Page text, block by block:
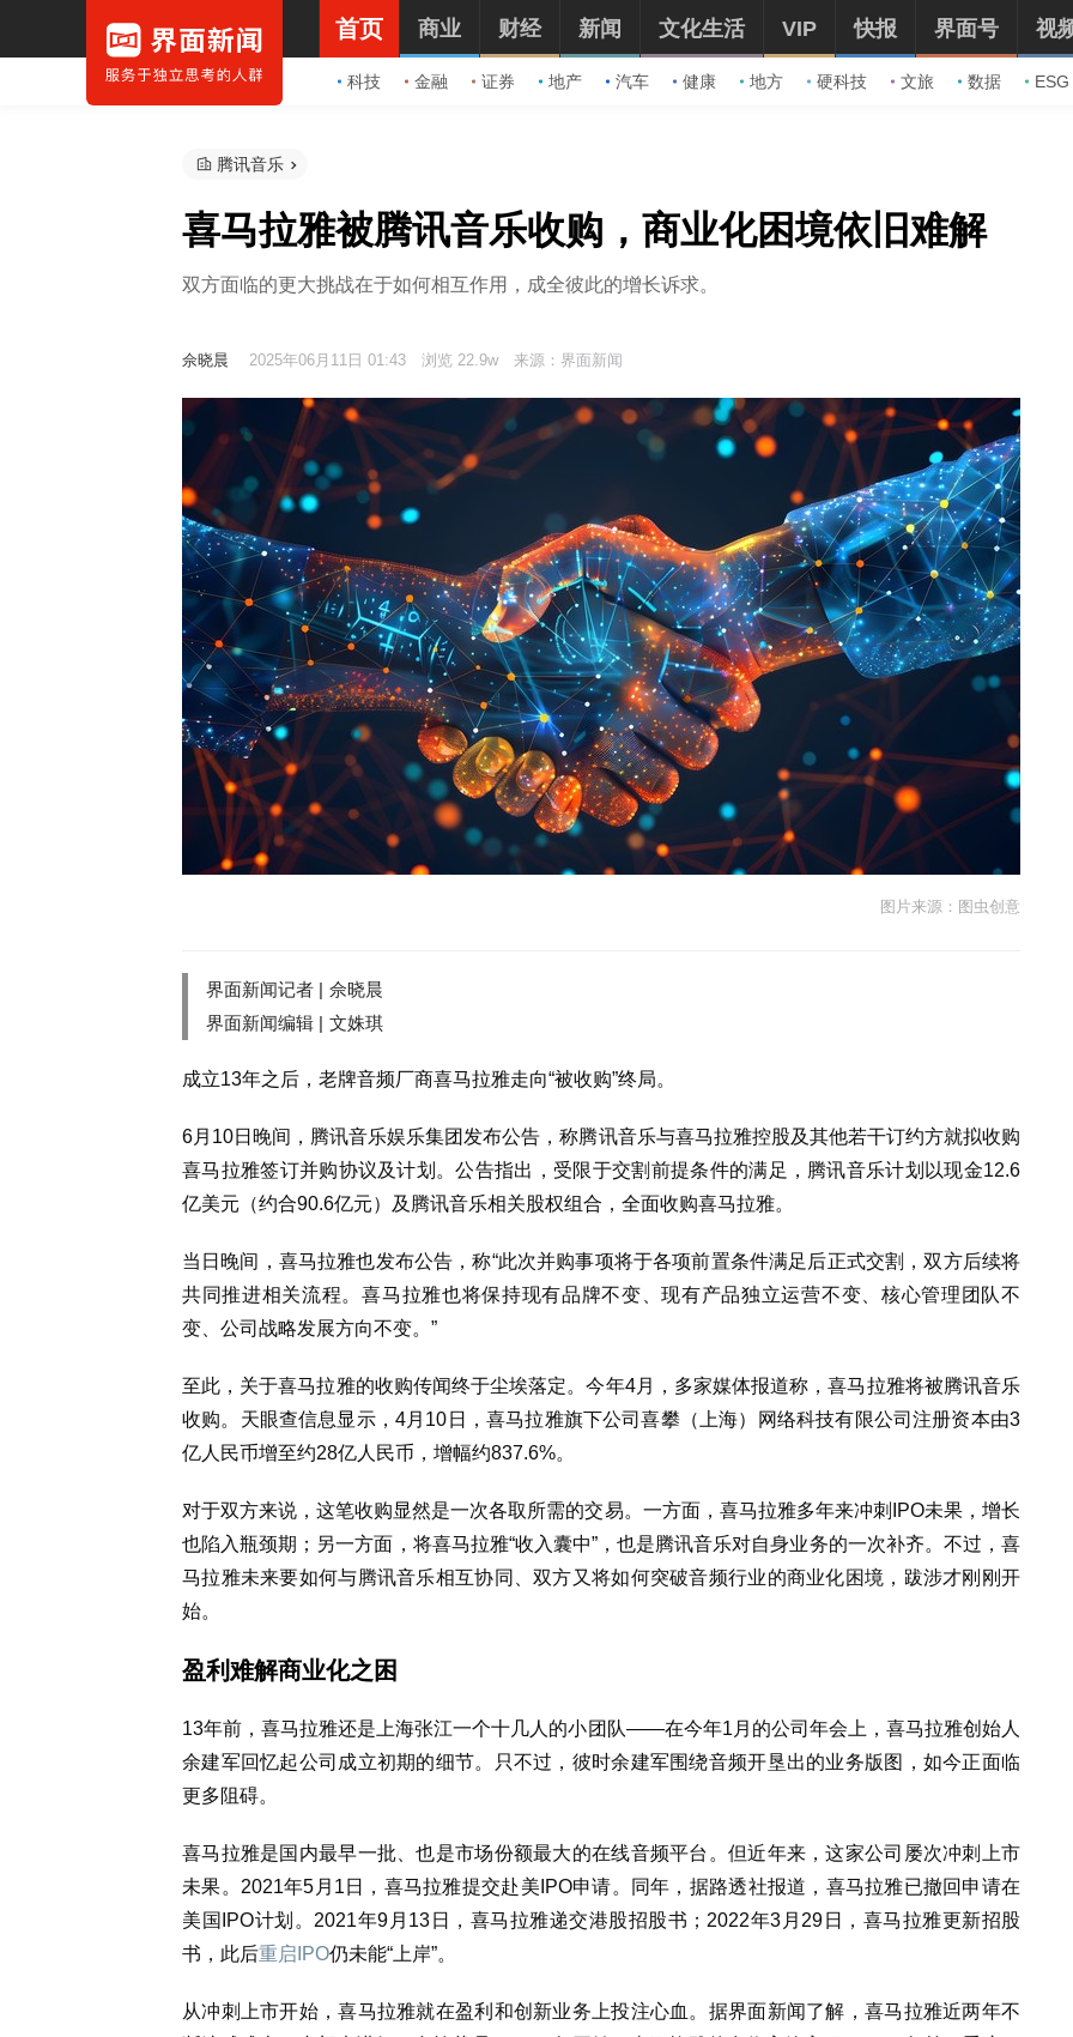
首页
科技 金融 证券 地产 汽车 健康 地方 硬科技 文旅 数据 ESG
商业 财经 新闻 文化生活 VIP 快报 界面号 视
腾讯音乐
喜马拉雅被腾讯音乐收购，商业化困境依旧难解
双方面临的更大挑战在于如何相互作用，成全彼此的增长诉求。
佘晓晨 2025年06月11日 01:43 浏览 22.9w 来源：界面新闻
图片来源：图虫创意
界面新闻记者 | 佘晓晨
界面新闻编辑 | 文姝琪
成立13年之后，老牌音频厂商喜马拉雅走向“被收购”终局。
6月10日晚间，腾讯音乐娱乐集团发布公告，称腾讯音乐与喜马拉雅控股及其他若干订约方就拟收购
喜马拉雅签订并购协议及计划。公告指出， 受限于交割前提条件的满足，腾讯音乐计划以现金12.6
亿美元（约合90.6亿元）及腾讯音乐相关股权组合，全面收购喜马拉雅。
当日晚间，喜马拉雅也发布公告，称“此次并购事项将于各项前置条件满足后正式交割，双方后续将
共同推进相关流程。喜马拉雅也将保持现有品牌不变、现有产品独立运营不变、核心管理团队不
变、公司战略发展方向不变。”
至此，关于喜马拉雅的收购传闻终于尘埃落定。今年4月， 多家媒体报道称，喜马拉雅将被腾讯音乐
收购。天眼查信息显示，4月10日，喜马拉雅旗下公司喜攀（上海）网络科技有限公司注册资本由3
亿人民币增至约28亿人民币，增幅约837.6%。
对于双方来说，这笔收购显然是一次各取所需的交易。一方面，喜马拉雅多年来冲刺IPO未果，增长
也陷入瓶颈期；另一方面，将喜马拉雅“收入囊中”，也是腾讯音乐对自身业务的一次补齐。不过，喜
马拉雅未来要如何与腾讯音乐相互协同、双方又将如何突破音频行业的商业化困境，跋涉才刚刚开
始。
盈利难解商业化之困
13年前，喜马拉雅还是 上海张江一个十几人的小团队——在今年1月的公司年会上，喜马拉雅创始人
余建军回忆起公司成立初期的细节。只不过，彼时余建军围绕音频开垦出的业务版图，如今正面临
更多阻碍。
喜马拉雅是国内最早一批、也是市场份额最大的在线音频平台。但近年来，这家公司屡次冲刺上市
未果。2021年5月1日，喜马拉雅提交赴美IPO申请。同年，据路透社报道，喜马拉雅已撤回申请在
美国IPO计划。2021年9月13日，喜马拉雅递交港股招股书；2022年3月29日，喜马拉雅更新招股
书，此后重启IPO仍未能“上岸”。
从冲刺上市开始，喜马拉雅就在盈利和创新业务上投注心血。据界面新闻了解，喜马拉雅近两年不